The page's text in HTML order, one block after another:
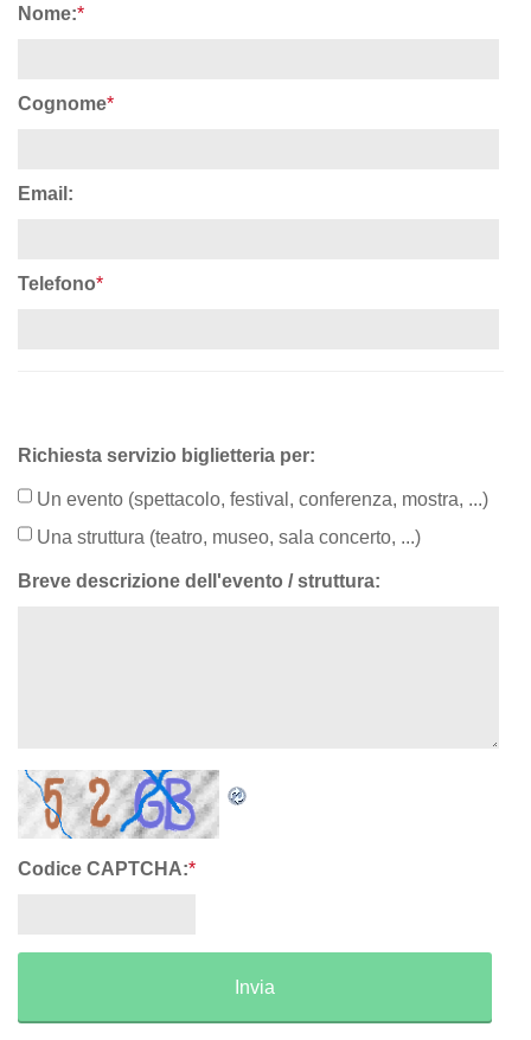
Nome:*
Cognome*
Email:
Telefono*
Richiesta servizio biglietteria per:
Un evento (spettacolo, festival, conferenza, mostra, ...)
Una struttura (teatro, museo, sala concerto, ...)
Breve descrizione dell'evento / struttura:
Codice CAPTCHA:*